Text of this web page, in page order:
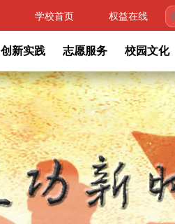
学校首页 权益在线
创新实践 志愿服务 校园文化